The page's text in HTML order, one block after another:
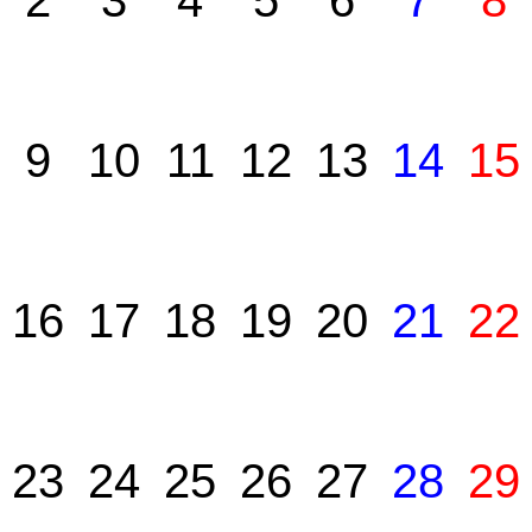
9 10 11 12 13 14 15
16 17 18 19 20 21 22
23 24 25 26 27 28 29